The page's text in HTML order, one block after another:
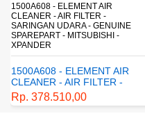
4013A330 - ARM ASSY FR SUSP
LWR RH - KAMPAK DEPAN BAWAH
KANAN - GENUINE SPAREPART -
MITSUBISHI - XPANDER
SUSP LWR RH - KAMPAK
DEPAN BAWAH KANAN -
GENUINE SPAREPART -
MITSUBISHI - XPANDER
Rp. 2.941.500,00